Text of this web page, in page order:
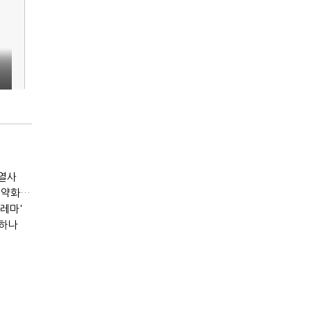
사
[IB토마토]나노신소재, 정관 꽉 채워 CB·BW 발행…지배력 약화 우려
마'
나